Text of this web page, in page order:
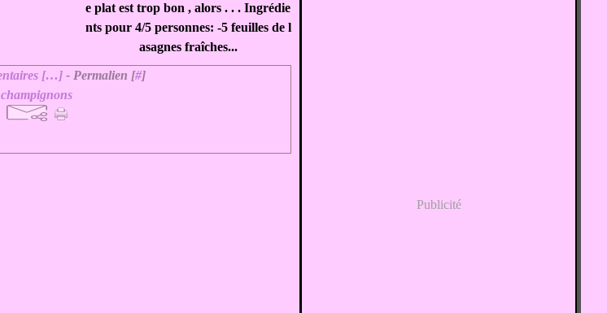
e plat est trop bon , alors . . . Ingrédie
nts pour 4/5 personnes: -5 feuilles de l
asagnes fraîches...
[…] - Permalien [#]
champignons
Publicité